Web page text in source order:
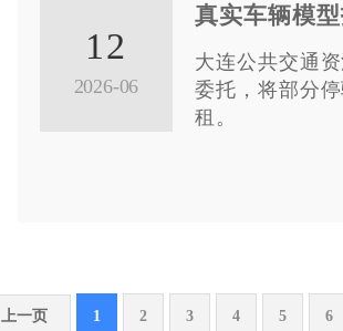
12
2026-06
真实车辆模
大连公共交通
委托，将部分
租。
上一页 1 2 3 4 5 6